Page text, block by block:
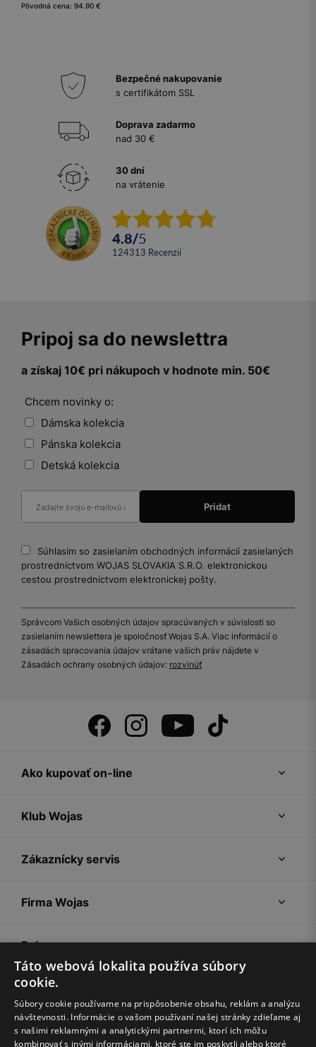
Pôvodná cena: 94.90 €
Bezpečné nakupovanie
s certifikátom SSL
Doprava zadarmo
nad 30 €
30 dní
na vrátenie
4.8/5
124313 recenzií
Pripoj sa do newslettra
a získaj 10€ pri nákupoch v hodnote min. 50€
Chcem novinky o:
Dámska kolekcia
Pánska kolekcia
Detská kolekcia
Súhlasím so zasielaním obchodných informácií zasielaných
prostredníctvom WOJAS SLOVAKIA S.R.O. elektronickou
cestou prostredníctvom elektronickej pošty.
Správcom Vašich osobných údajov spracúvaných v súvislosti so
zasielaním newslettera je spoločnosť Wojas S.A. Viac informácií o
zásadách spracovania údajov vrátane vašich práv nájdete v
Zásadách ochrany osobných údajov: rozvinúť
Ako kupovať on-line
Klub Wojas
Zákaznícky servis
Firma Wojas
Pokyny
Táto webová lokalita používa súbory
cookie.
Súbory cookie používame na prispôsobenie obsahu, reklám a analýzu
návštevnosti. Informácie o vašom používaní našej stránky zdieľame aj
s našimi reklamnými a analytickými partnermi, ktorí ich môžu
kombinovať s inými informáciami, ktoré ste im poskytli alebo ktoré